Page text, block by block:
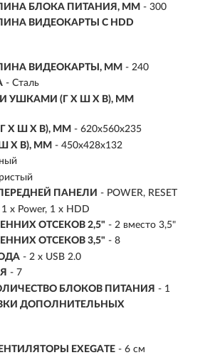
БЛОКА ПИТАНИЯ, ММ - 300
ВИДЕОКАРТЫ С HDD
ВИДЕОКАРТЫ, ММ - 240
- Сталь
УШКАМИ (Г X Ш X В), ММ
X Ш X B), ММ - 620x560x235
X В), ММ - 450x428x132
ПАНЕЛИ - POWER, RESET
1 x Power, 1 x HDD
ОТСЕКОВ 2,5" - 2 вместо 3,5"
ОТСЕКОВ 3,5" - 8
- 2 x USB 2.0
- 7
БЛОКОВ ПИТАНИЯ - 1
ДОПОЛНИТЕЛЬНЫХ
EXEGATE - 6 см